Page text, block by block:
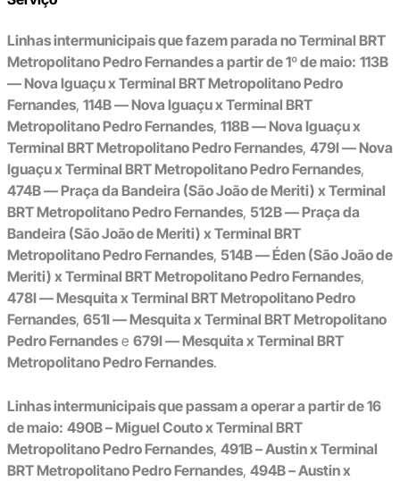
Linhas intermunicipais que fazem parada no Terminal BRT
Metropolitano Pedro Fernandes a partir de 1º de maio: 113B
— Nova Iguaçu x Terminal BRT Metropolitano Pedro
Fernandes, 114B — Nova Iguaçu x Terminal BRT
Metropolitano Pedro Fernandes, 118B — Nova Iguaçu x
Terminal BRT Metropolitano Pedro Fernandes, 479I — Nova
Iguaçu x Terminal BRT Metropolitano Pedro Fernandes,
474B — Praça da Bandeira (São João de Meriti) x Terminal
BRT Metropolitano Pedro Fernandes, 512B — Praça da
Bandeira (São João de Meriti) x Terminal BRT
Metropolitano Pedro Fernandes, 514B — Éden (São João de
Meriti) x Terminal BRT Metropolitano Pedro Fernandes,
478I — Mesquita x Terminal BRT Metropolitano Pedro
Fernandes, 651I — Mesquita x Terminal BRT Metropolitano
Pedro Fernandese 679I — Mesquita x Terminal BRT
Metropolitano Pedro Fernandes.
Linhas intermunicipais que passam a operar a partir de 16
de maio: 490B – Miguel Couto x Terminal BRT
Metropolitano Pedro Fernandes, 491B – Austin x Terminal
BRT Metropolitano Pedro Fernandes, 494B – Austin x